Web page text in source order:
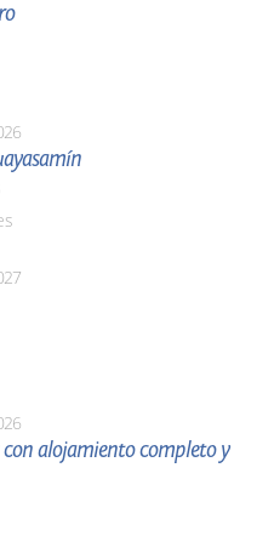
con alojamiento completo y